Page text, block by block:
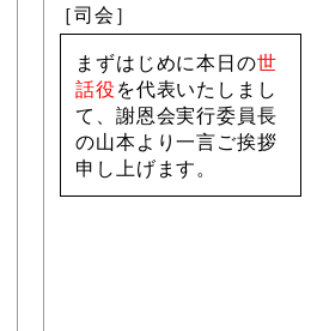
［司会］
まずはじめに本日の世
話役を代表いたしまし
て、謝恩会実行委員長
の山本より一言ご挨拶
申し上げます。